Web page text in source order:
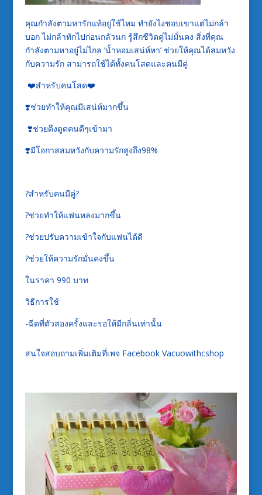
คุณกำลังตามหารักแท้อยู่ใช้ไหม ทำยังไงชอบเขาแต่ไม่กล้า
บอก ไม่กล้าทักไปก่อนกลัวนก รู้สึกชีวิตคู่ไม่มั่นคง สิ่งที่คุณ
กำลังตามหาอยู่ไม่ไกล ‘น้ำหอมเสน่ห์หา’ ช่วยให้คุณได้สมหวัง
กับความรัก สามารถใช้ได้ทั้งคนโสดและคนมีคู่
❤️สำหรับคนโสด❤️
❣️ช่วยทำให้คุณมีเสน่ห์มากขึ้น
❣️ช่วยดึงดูดคนดีๆเข้ามา
❣️มีโอกาสสมหวังกับความรักสูงถึง98%
?สำหรับคนมีคู่?
?ช่วยทำให้แฟนหลงมากขึ้น
?ช่วยปรับความเข้าใจกับแฟนได้ดี
?ช่วยให้ความรักมั่นคงขึ้น
ในราคา 990 บาท
วิธีการใช้
-ฉีดที่ตัวสองครั้งและรอให้มีกลิ่นเท่านั้น
สนใจสอบถามเพิ่มเติมที่เพจ Facebook Vacuowithcshop